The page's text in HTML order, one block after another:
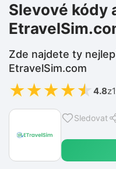
Sledovat
Slevové kódy
Zde najdete ty
EtravelSim.com
★★★★★ 4.8z